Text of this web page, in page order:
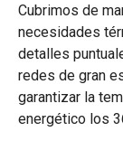
Cubrimos de
necesidades
detalles
redes de gran
garantizar la
energético los